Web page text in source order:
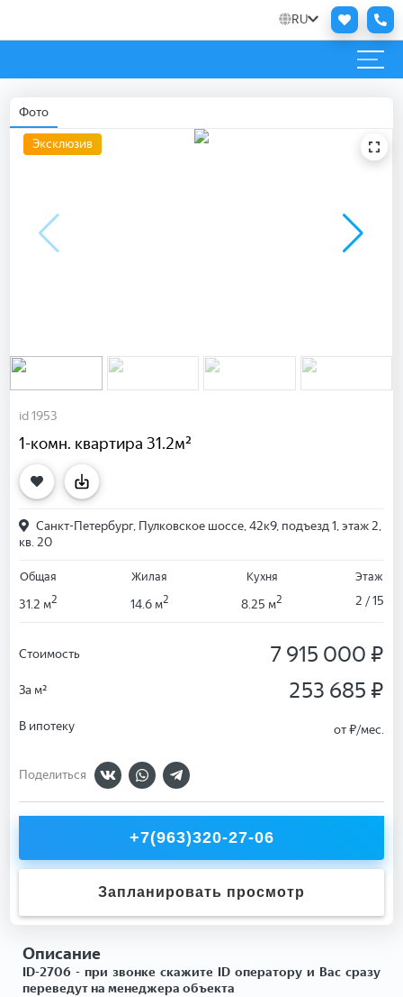
RU
Фото
Эксклюзив
id 1953
1-комн. квартира 31.2м²
Санкт-Петербург, Пулковское шоссе, 42к9, подъезд 1, этаж 2,
кв. 20
Общая
31.2 м2
Жилая
14.6 м2
Кухня
8.25 м2
Этаж
2 / 15
Стоимость 7 915 000 ₽
За м² 253 685 ₽
В ипотеку от₽/мес.
Поделиться
+7(963)320-27-06
Запланировать просмотр
Описание
ID-2706 - при звонке скажите ID оператору и Вас сразу
переведут на менеджера объекта